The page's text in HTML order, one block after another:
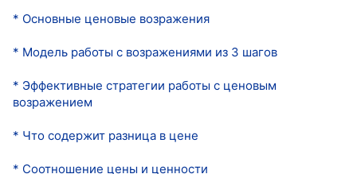
* Основные ценовые возражения
* Модель работы с возражениями из 3 шагов
* Эффективные стратегии работы с ценовым
возражением
* Что содержит разница в цене
* Соотношение цены и ценности